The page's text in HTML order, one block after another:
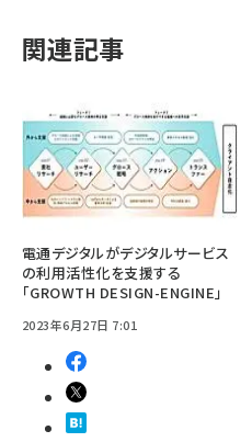
関連記事
電通デジタルがデジタルサービス
の利用活性化を支援する
「GROWTH DESIGN-ENGINE」
2023年6月27日 7:01